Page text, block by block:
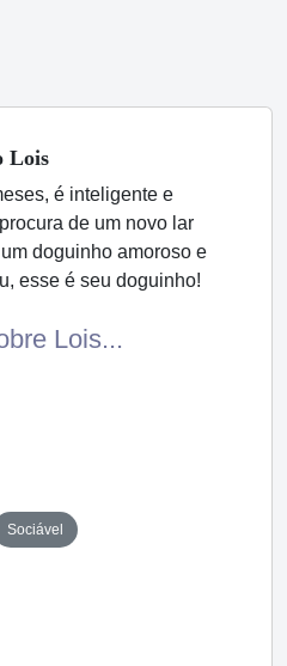
Lois
é inteligente e
de um novo lar
doguinho amoroso e
esse é seu doguinho!
Lois...
Sociável